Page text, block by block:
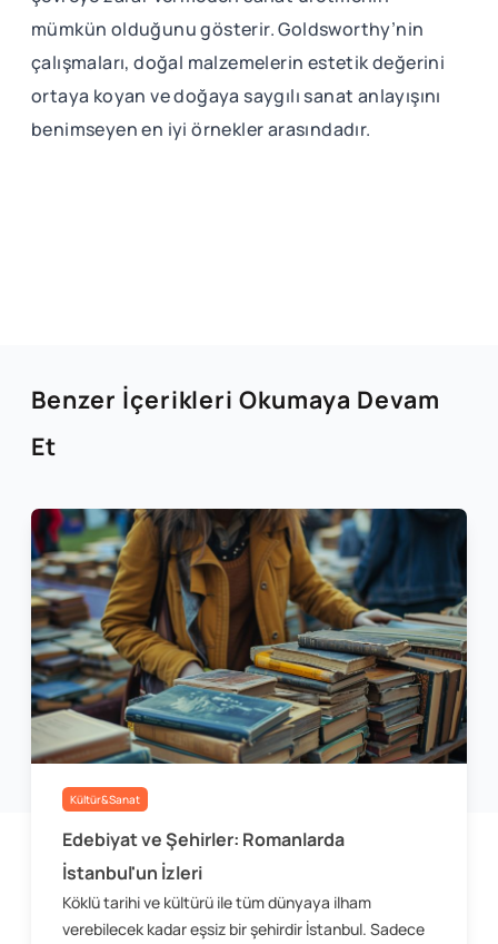
mümkün olduğunu gösterir. Goldsworthy’nin
çalışmaları, doğal malzemelerin estetik değerini
ortaya koyan ve doğaya saygılı sanat anlayışını
benimseyen en iyi örnekler arasındadır.
Benzer İçerikleri Okumaya Devam
Et
Kültür&Sanat
Edebiyat ve Şehirler: Romanlarda
İstanbul'un İzleri
Köklü tarihi ve kültürü ile tüm dünyaya ilham
verebilecek kadar eşsiz bir şehirdir İstanbul. Sadece